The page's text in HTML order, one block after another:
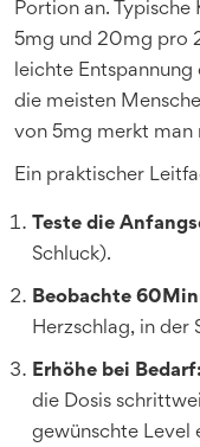
Portion an. Typische
5mg und 20mg pro
leichte
die meisten
von 5mg merkt man
Ein praktischer
Teste die
Schluck).
Beobachte
Herzschlag, in der
Erhöhe bei Bedarf:
die Dosis
gewünschte Level